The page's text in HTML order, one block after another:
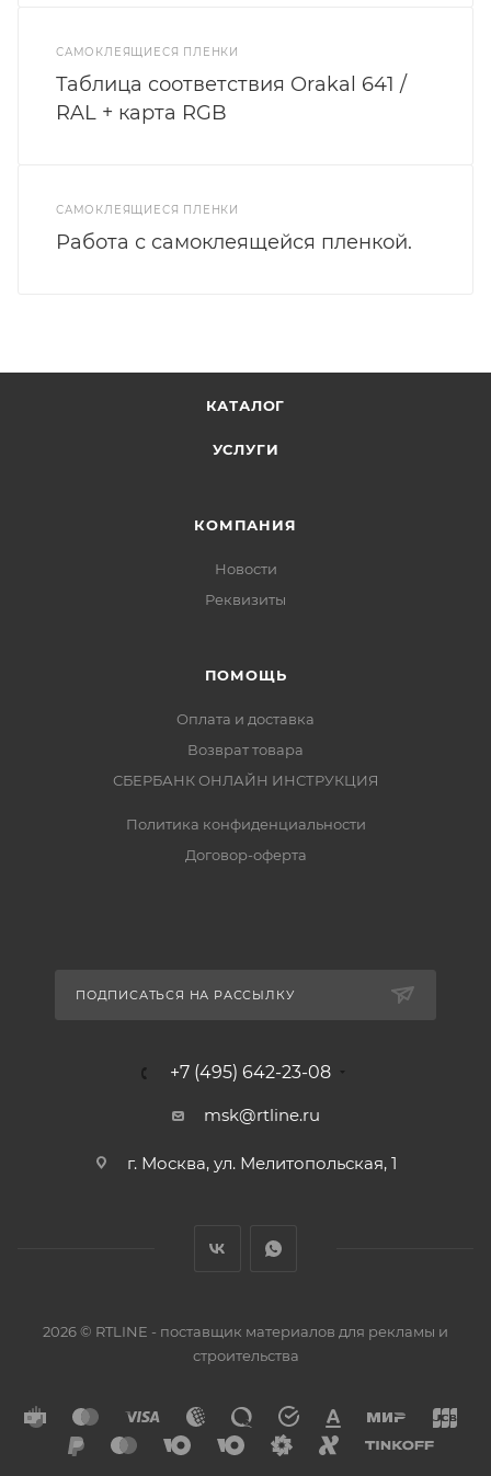
САМОКЛЕЯЩИЕСЯ ПЛЕНКИ
Таблица соответствия Orakal 641 /
RAL + карта RGB
САМОКЛЕЯЩИЕСЯ ПЛЕНКИ
Работа с самоклеящейся пленкой.
КАТАЛОГ
УСЛУГИ
КОМПАНИЯ
Новости
Реквизиты
ПОМОЩЬ
Оплата и доставка
Возврат товара
СБЕРБАНК ОНЛАЙН ИНСТРУКЦИЯ
Политика конфиденциальности
Договор-оферта
ПОДПИСАТЬСЯ НА РАССЫЛКУ
+7 (495) 642-23-08
msk@rtline.ru
г. Москва, ул. Мелитопольская, 1
2026 © RTLINE - поставщик материалов для рекламы и
строительства